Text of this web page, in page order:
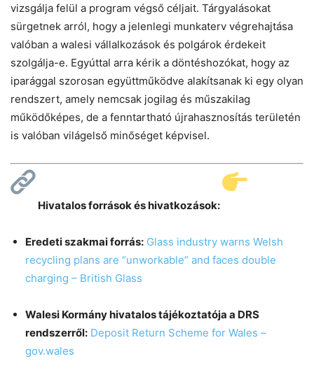
vizsgálja felül a program végső céljait. Tárgyalásokat
sürgetnek arról, hogy a jelenlegi munkaterv végrehajtása
valóban a walesi vállalkozások és polgárok érdekeit
szolgálja-e. Egyúttal arra kérik a döntéshozókat, hogy az
iparággal szorosan együttműködve alakítsanak ki egy olyan
rendszert, amely nemcsak jogilag és műszakilag
működőképes, de a fenntartható újrahasznosítás területén
is valóban világelső minőséget képvisel.
Hivatalos források és hivatkozások:
Eredeti szakmai forrás: Glass industry warns Welsh
recycling plans are “unworkable” and faces double
charging – British Glass
Walesi Kormány hivatalos tájékoztatója a DRS
rendszerről: Deposit Return Scheme for Wales –
gov.wales